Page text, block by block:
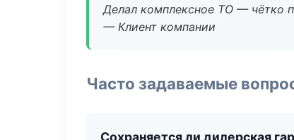
Делал комплексное ТО — чётко
— Клиент компании
Часто задаваемые
Сохраняется ли дилерская